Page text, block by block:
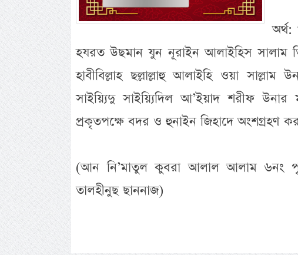
হযরত উছমান যুন নূরাইন আলাইহিস সালাম
হাবীবিল্লাহ ছল্লাল্লাহু আলাইহি ওয়া
সাইয়্যিদু সাইয়্যিদিল আ’ইয়াদ শরীফ
প্রকৃতপক্ষে বদর ও হুনাইন জিহাদে অংশগ্রহণ
(আন নি’মাতুল কুবরা আলাল আলাম ৬নং
তালহীনুছ ছাননাজ)